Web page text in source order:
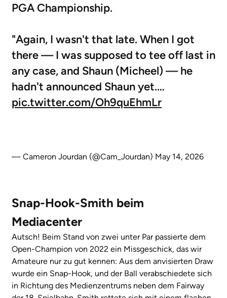
PGA Championship.
"Again, I wasn't that late. When I got
there — I was supposed to tee off last in
any case, and Shaun (Micheel) — he
hadn't announced Shaun yet.…
pic.twitter.com/Oh9quEhmLr
— Cameron Jourdan (@Cam_Jourdan) May 14, 2026
Snap-Hook-Smith beim
Mediacenter
Autsch! Beim Stand von zwei unter Par passierte dem
Open-Champion von 2022 ein Missgeschick, das wir
Amateure nur zu gut kennen: Aus dem anvisierten Draw
wurde ein Snap-Hook, und der Ball verabschiedete sich
in Richtung des Medienzentrums neben dem Fairway